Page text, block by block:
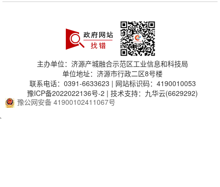
主办单位：济源产城融合示范区工业信息和科技局
单位地址：济源市行政二区8号楼
联系电话：0391-6633623 | 网站标识码：4190010053
豫ICP备2022022136号-2 | 技术支持：九华云(6629292)
豫公网安备 41900102411067号
`